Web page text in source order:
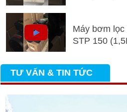
Máy bơm
STP 150
TƯ VẤN & TIN TỨC